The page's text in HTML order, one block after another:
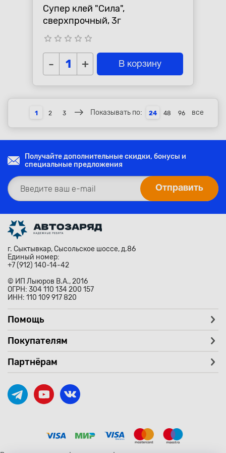
Супер клей "Сила",
сверхпрочный, 3г
star_border star_border star_border star_border star_border
- + В корзину
1 2 3 Показывать по: 24 48 96 все
Получайте дополнительные скидки, бонусы и
специальные предложения
г. Сыктывкар, Сысольское шоссе, д.86
Единый номер:
+7 (912) 140-14-42
© ИП Лыюров В.А., 2016
ОГРН: 304 110 134 200 157
ИНН: 110 109 917 820
Помощь
Покупателям
Партнёрам